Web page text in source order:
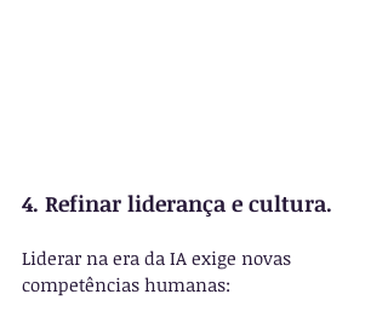
4. Refinar liderança e cultura.
Liderar na era da IA exige novas
competências humanas: